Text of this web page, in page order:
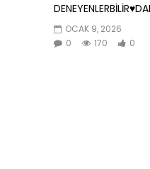
OCAK 9, 2026
0
170 0